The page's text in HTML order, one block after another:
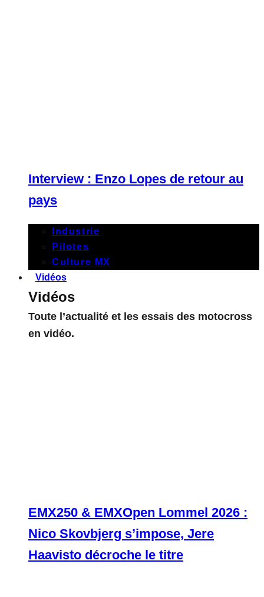
Interview : Enzo Lopes de retour au
pays
Industrie
Pilotes
Culture MX
Vidéos
Vidéos
Toute l’actualité et les essais des motocross
en vidéo.
EMX250 & EMXOpen Lommel 2026 :
Nico Skovbjerg s’impose, Jere
Haavisto décroche le titre